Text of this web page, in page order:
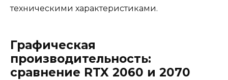
техническими характеристиками.
Графическая
производительность:
сравнение RTX 2060 и 2070